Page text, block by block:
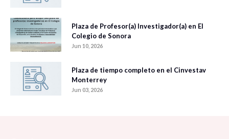
Plaza de Profesor(a) Investigador(a) en El
Colegio de Sonora
Jun 10, 2026
Plaza de tiempo completo en el Cinvestav
Monterrey
Jun 03, 2026